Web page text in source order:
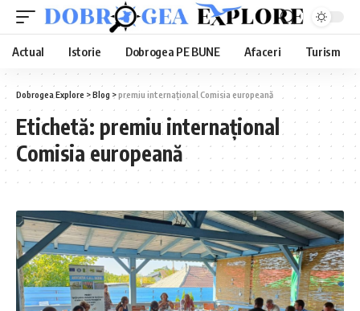
Actual Istorie Dobrogea PE BUNE Afaceri Turism
Dobrogea Explore >Blog >premiu internațional Comisia europeană
Etichetă: premiu internațional
Comisia europeană